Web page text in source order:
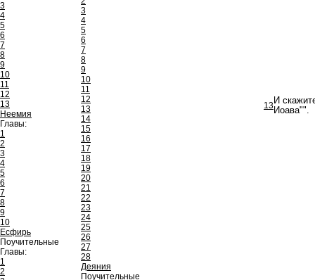
3
4
5
6
7
8
9
10
11
12
13
Неемия
Главы:
1
2
3
4
5
6
7
8
9
10
Есфирь
Поучительные
Главы:
1
2
3
4
5
6
7
8
9
10
11
12
13
14
15
16
17
18
19
20
21
22
23
24
25
26
27
28
Деяния
Поучительные
13И
Иоава"".